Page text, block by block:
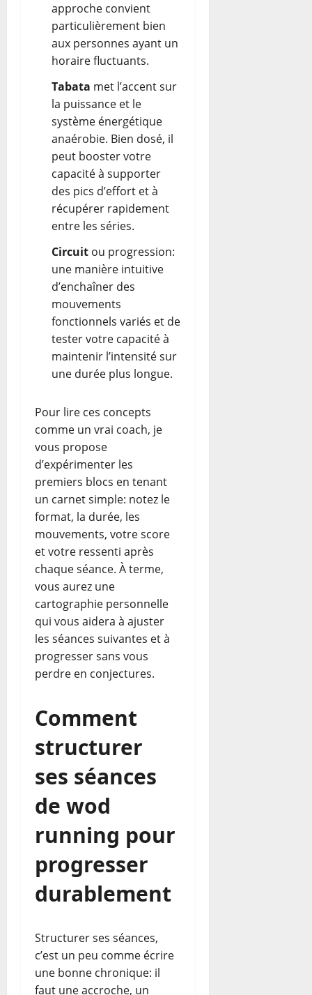
approche convient
particulièrement bien
aux personnes ayant un
horaire fluctuants.
Tabata met l’accent sur
la puissance et le
système énergétique
anaérobie. Bien dosé, il
peut booster votre
capacité à supporter
des pics d’effort et à
récupérer rapidement
entre les séries.
Circuit ou progression:
une manière intuitive
d’enchaîner des
mouvements
fonctionnels variés et de
tester votre capacité à
maintenir l’intensité sur
une durée plus longue.
Pour lire ces concepts
comme un vrai coach, je
vous propose
d’expérimenter les
premiers blocs en tenant
un carnet simple: notez le
format, la durée, les
mouvements, votre score
et votre ressenti après
chaque séance. À terme,
vous aurez une
cartographie personnelle
qui vous aidera à ajuster
les séances suivantes et à
progresser sans vous
perdre en conjectures.
Comment
structurer
ses séances
de wod
running pour
progresser
durablement
Structurer ses séances,
c’est un peu comme écrire
une bonne chronique: il
faut une accroche, un